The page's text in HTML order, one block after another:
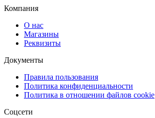
Компания
О нас
Магазины
Реквизиты
Документы
Правила пользования
Политика конфиденциальности
Политика в отношении файлов cookie
Соцсети